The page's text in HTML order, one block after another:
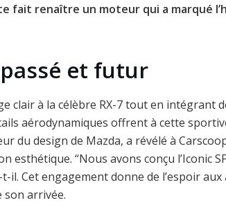
renaître un moteur qui a marqué
et futur
clair à la célèbre RX-7 tout en intégrant
aérodynamiques offrent à cette
du design de Mazda, a révélé à
esthétique. “Nous avons conçu l’Iconic
il. Cet engagement donne de l’espoir aux
son arrivée.